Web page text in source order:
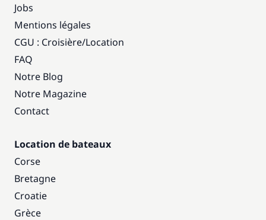
Jobs
Mentions légales
CGU : Croisière/Location
FAQ
Notre Blog
Notre Magazine
Contact
Location de bateaux
Corse
Bretagne
Croatie
Grèce